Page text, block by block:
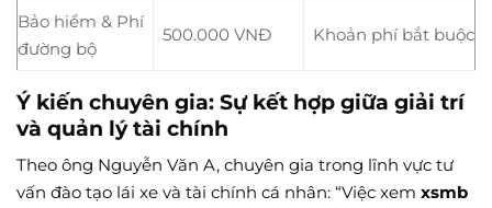
Bảo hiểm & Phí
đường bộ
500.000 VNĐ Khoản phí bắt buộc
Ý kiến chuyên gia: Sự kết hợp giữa giải trí
và quản lý tài chính
Theo ông Nguyễn Văn A, chuyên gia trong lĩnh vực tư
vấn đào tạo lái xe và tài chính cá nhân: “Việc xem xsmb